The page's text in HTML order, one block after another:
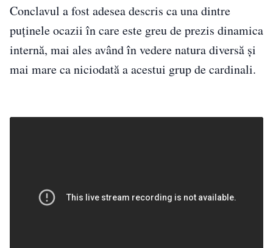
Conclavul a fost adesea descris ca una dintre
puținele ocazii în care este greu de prezis dinamica
internă, mai ales având în vedere natura diversă și
mai mare ca niciodată a acestui grup de cardinali.